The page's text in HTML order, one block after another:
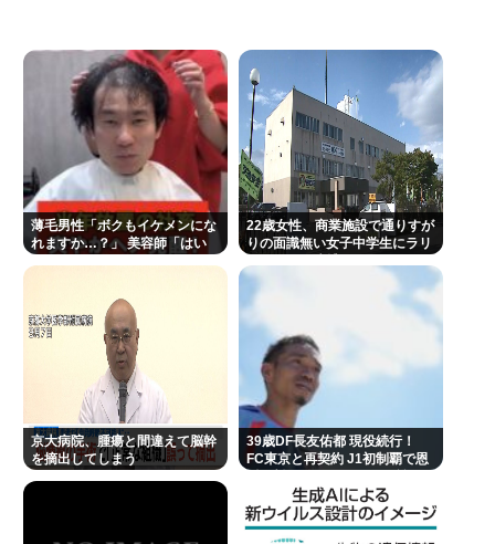
ントークをしないからこそ信頼できる」と擁護され
るwww
【アイドル】日向坂46、18枚目シングル『イチャイ
チャ虫』リリース決定 8月9日フォーメーション発表
へ
イチローの晩年(2011-2019)の成績、流石に擁護でき
ないwww
『ヤニねこ』新海誠、水島努、綾辻行人らクリエイ
ターが絶賛 過激描写はBPOでも議論に
「感覚が分からない」 元TBS・山本里菜アナの離婚
コメントに疑問の声… シャンパンタワーの超豪華式
も結婚生活は4年半で終止符
👴"テレビ大好き"高齢者の「テレビ離れ」が始まっ
た…10代後半～20代の約7割が"ほぼ見ない"
薄毛男性「ボクもイケメンにな
れますか…？」 美容師「はい
22歳女性、商業施設で通りすが
りの面識無い女子中学生にラリ
京大病院、腫瘍と間違えて脳幹
を摘出してしまう
39歳DF長友佑都 現役続行！
FC東京と再契約 J1初制覇で恩